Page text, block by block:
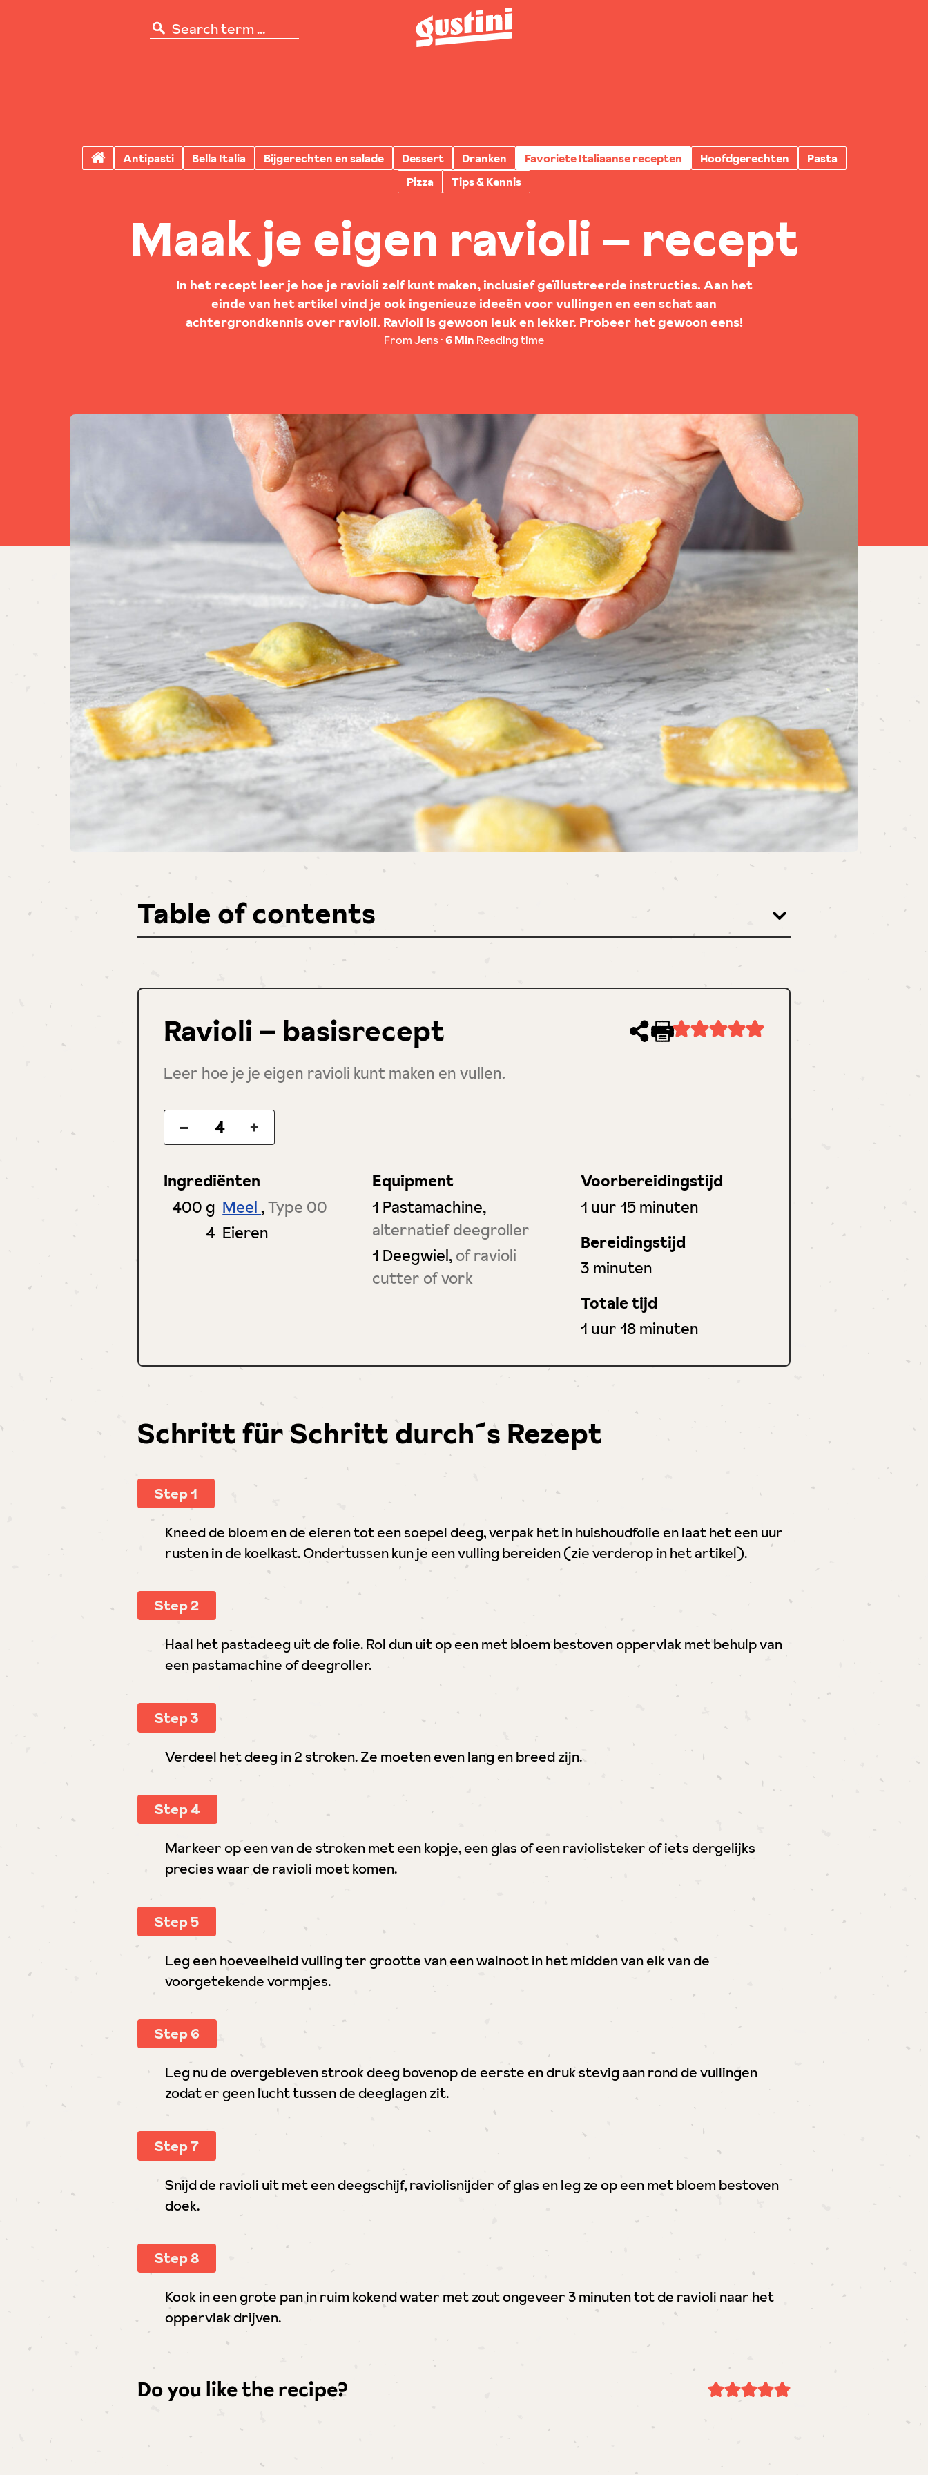
Antipasti Bella Italia Bijgerechten en salade Dessert Dranken Favoriete Italiaanse recepten Hoofdgerechten
Pasta
Pizza
Tips & Kennis
Maak je eigen ravioli – recept
In het recept leer je hoe je ravioli zelf kunt maken, inclusief geïllustreerde instructies. Aan het
einde van het artikel vind je ook ingenieuze ideeën voor vullingen en een schat aan
achtergrondkennis over ravioli. Ravioli is gewoon leuk en lekker. Probeer het gewoon eens!
From Jens 6 Min Reading time
Table of contents
Ravioli – basisrecept
Recept
Leer hoe je je eigen ravioli kunt maken en vullen.
– +
Ingrediënten
400 g Meel,Type 00
4 Eieren
Equipment
1 Pastamachine,
alternatief deegroller
1 Deegwiel, of ravioli
cutter of vork
Voorbereidingstijd
1uur
uur 15minuten
minuten
Bereidingstijd
3minuten
minuten
Totale tijd
1uur
uur 18minuten
minuten
Schritt für Schritt durch´s Rezept
Step 1
Kneed de bloem en de eieren tot een soepel deeg, verpak het in huishoudfolie en laat het een uur
rusten in de koelkast. Ondertussen kun je een vulling bereiden (zie verderop in het artikel).
Step 2
Haal het pastadeeg uit de folie. Rol dun uit op een met bloem bestoven oppervlak met behulp van
een pastamachine of deegroller.
Step 3
Verdeel het deeg in 2 stroken. Ze moeten even lang en breed zijn.
Step 4
Markeer op een van de stroken met een kopje, een glas of een raviolisteker of iets dergelijks
precies waar de ravioli moet komen.
Step 5
Leg een hoeveelheid vulling ter grootte van een walnoot in het midden van elk van de
voorgetekende vormpjes.
Step 6
Leg nu de overgebleven strook deeg bovenop de eerste en druk stevig aan rond de vullingen
zodat er geen lucht tussen de deeglagen zit.
Step 7
Snijd de ravioli uit met een deegschijf, raviolisnijder of glas en leg ze op een met bloem bestoven
doek.
Step 8
Kook in een grote pan in ruim kokend water met zout ongeveer 3 minuten tot de ravioli naar het
oppervlak drijven.
Do you like the recipe?